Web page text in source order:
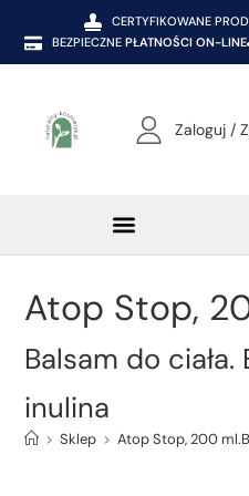
CERTYFIKOWANE
BEZPIECZNE PŁATNOŚCI ON-LINE
Zaloguj /
Atop Stop,
Balsam do
inulina
> Sklep > Atop Stop, 200